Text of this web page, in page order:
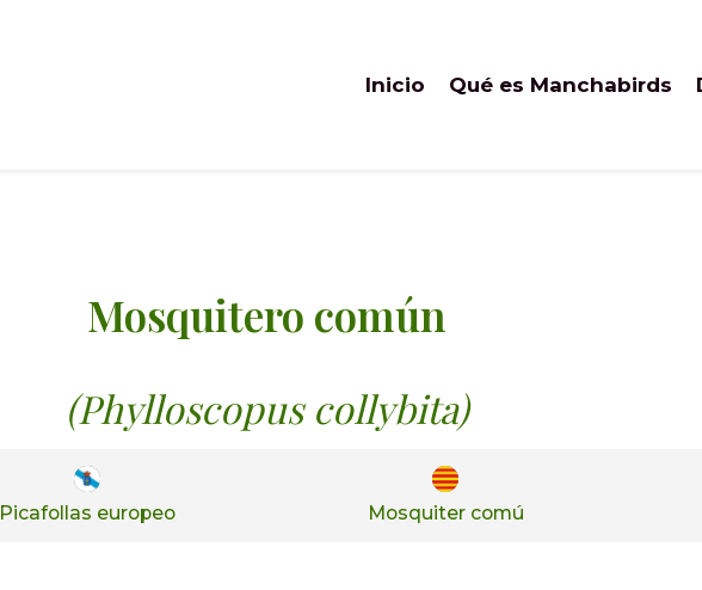
Inicio Qué es Manchabirds
Mosquitero común
(Phylloscopus collybita)
Picafollas europeo Mosquiter comú